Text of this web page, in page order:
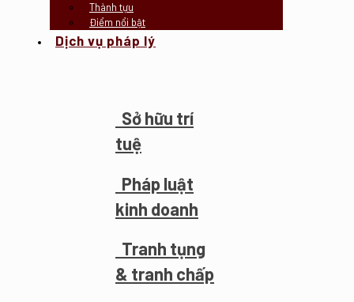
Thành tựu
Điểm nổi bật
Dịch vụ pháp lý
Sở hữu trí
tuệ
Pháp luật
kinh doanh
Tranh tụng
& tranh chấp